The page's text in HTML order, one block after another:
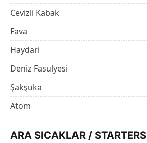
Cevizli Kabak
Fava
Haydari
Deniz Fasulyesi
Şakşuka
Atom
ARA SICAKLAR / STARTERS